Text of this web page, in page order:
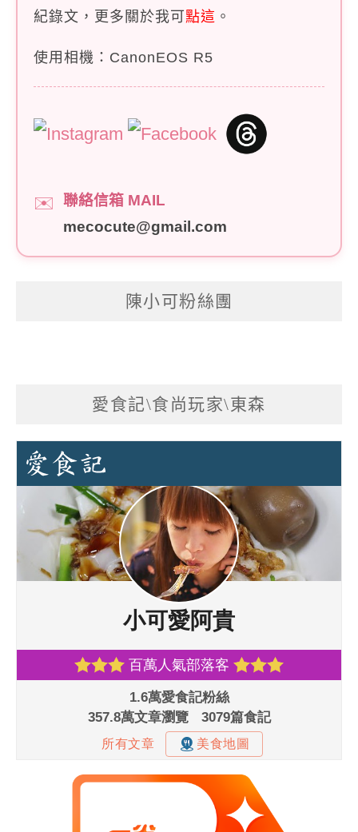
紀錄文，更多關於我可點這 。
使用相機：CanonEOS R5
✉️
聯絡信箱 MAIL
mecocute@gmail.com
陳小可粉絲團
愛食記\食尚玩家\東森